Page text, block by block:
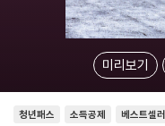
미리보기
소득공제 베스트셀러
청년패스